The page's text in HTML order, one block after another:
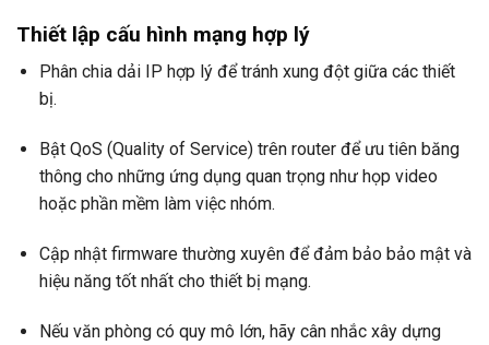
Thiết lập cấu hình mạng hợp lý
Phân chia dải IP hợp lý để tránh xung đột giữa các thiết
bị.
Bật QoS (Quality of Service) trên router để ưu tiên băng
thông cho những ứng dụng quan trọng như họp video
hoặc phần mềm làm việc nhóm.
Cập nhật firmware thường xuyên để đảm bảo bảo mật và
hiệu năng tốt nhất cho thiết bị mạng.
Nếu văn phòng có quy mô lớn, hãy cân nhắc xây dựng